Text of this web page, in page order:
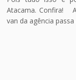
Atacama. Confira!
van da agência